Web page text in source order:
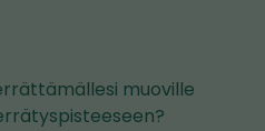
muoville